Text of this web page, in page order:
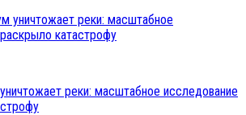
реки: масштабное исследование